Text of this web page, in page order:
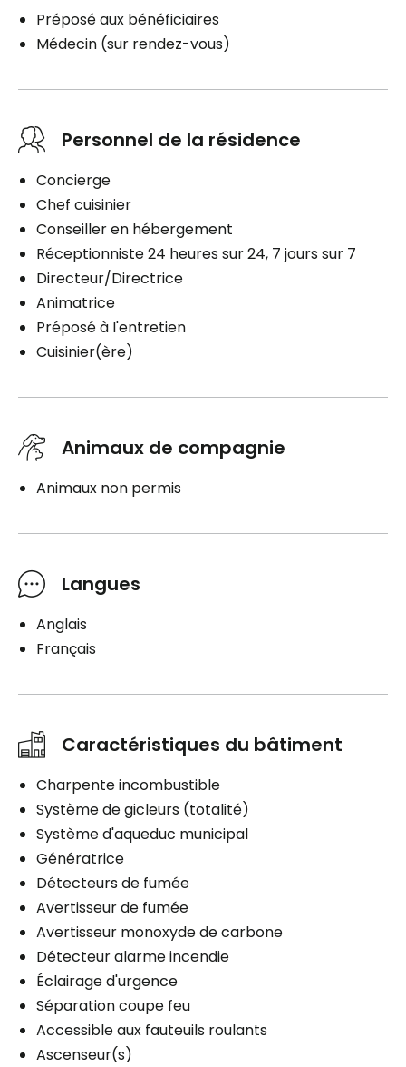
Préposé aux bénéficiaires
Médecin (sur rendez-vous)
Personnel de la résidence
Concierge
Chef cuisinier
Conseiller en hébergement
Réceptionniste 24 heures sur 24, 7 jours sur 7
Directeur/Directrice
Animatrice
Préposé à I'entretien
Cuisinier(ère)
Animaux de compagnie
Animaux non permis
Langues
Anglais
Français
Caractéristiques du bâtiment
Charpente incombustible
Système de gicleurs (totalité)
Système d'aqueduc municipal
Génératrice
Détecteurs de fumée
Avertisseur de fumée
Avertisseur monoxyde de carbone
Détecteur alarme incendie
Éclairage d'urgence
Séparation coupe feu
Accessible aux fauteuils roulants
Ascenseur(s)